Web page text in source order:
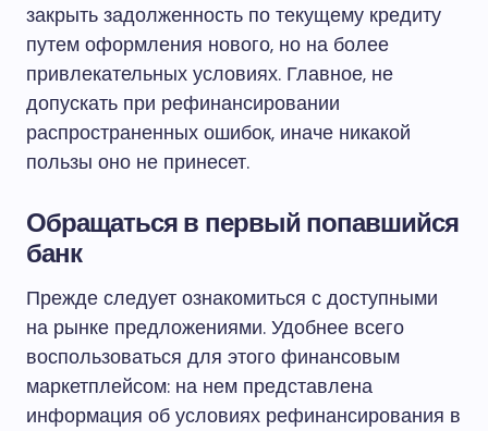
закрыть задолженность по текущему кредиту
путем оформления нового, но на более
привлекательных условиях. Главное, не
допускать при рефинансировании
распространенных ошибок, иначе никакой
пользы оно не принесет.
Обращаться в первый попавшийся
банк
Прежде следует ознакомиться с доступными
на рынке предложениями. Удобнее всего
воспользоваться для этого финансовым
маркетплейсом: на нем представлена
информация об условиях рефинансирования в